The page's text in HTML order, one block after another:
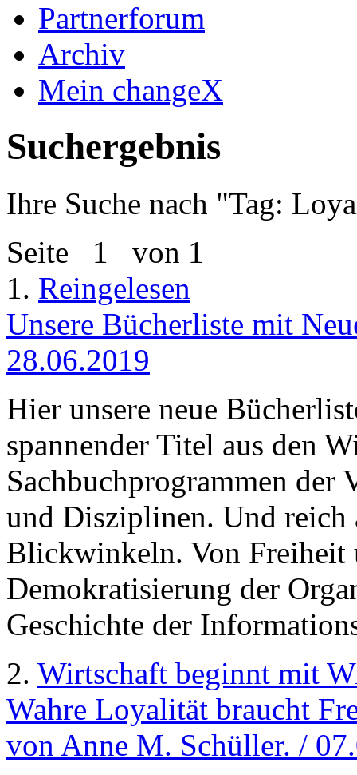
Partnerforum
Archiv
Mein changeX
Suchergebnis
Ihre Suche nach "Tag:
Seite 1 von 1
1. Reingelesen
Unsere Bücherliste mit
28.06.2019
Hier unsere neue
spannender Titel aus den
Sachbuchprogrammen der
und Disziplinen. Und reich
Blickwinkeln. Von Freiheit
Demokratisierung der
Geschichte der
2. Wirtschaft beginnt mit
Wahre Loyalität braucht
von Anne M. Schüller. /